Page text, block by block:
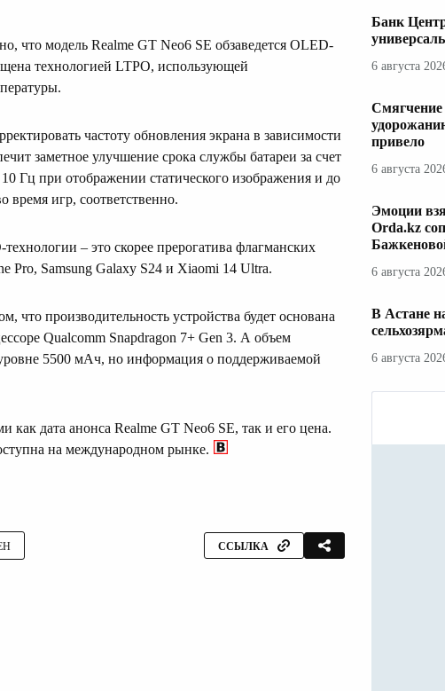
что модель Realme GT Neo6 SE обзаведется OLED-
технологией LTPO, использующей
частоту обновления экрана в зависимости
заметное улучшение срока службы батареи за счет
Гц при отображении статического изображения и до
игр, соответственно.
– это скорее прерогатива флагманских
Pro, Samsung Galaxy S24 и Xiaomi 14 Ultra.
что производительность устройства будет основана
Qualcomm Snapdragon 7+ Gen 3. А объем
5500 мАч, но информация о поддерживаемой
дата анонса Realme GT Neo6 SE, так и его цена.
на международном рынке.
ССЫЛКА
Банк
6 августа
Смягчение
привело
6 августа
Эмоции
Orda.kz
6 августа
В Астане
6 августа